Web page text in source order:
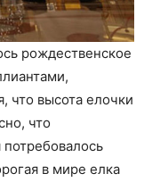
рождественское
что высота елочки
что
в мире елка